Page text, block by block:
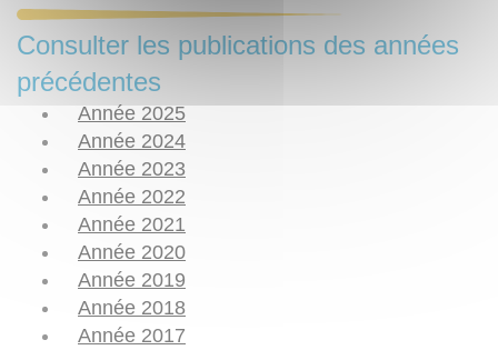
Consulter les publications des années
précédentes
Année 2025
Année 2024
Année 2023
Année 2022
Année 2021
Année 2020
Année 2019
Année 2018
Année 2017